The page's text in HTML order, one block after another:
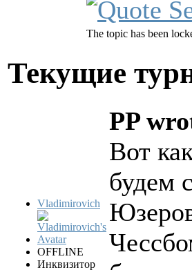
The topic has been
Текущие
Vladimirovich
OFFLINE
Инквизитор
PP
Вот
будем